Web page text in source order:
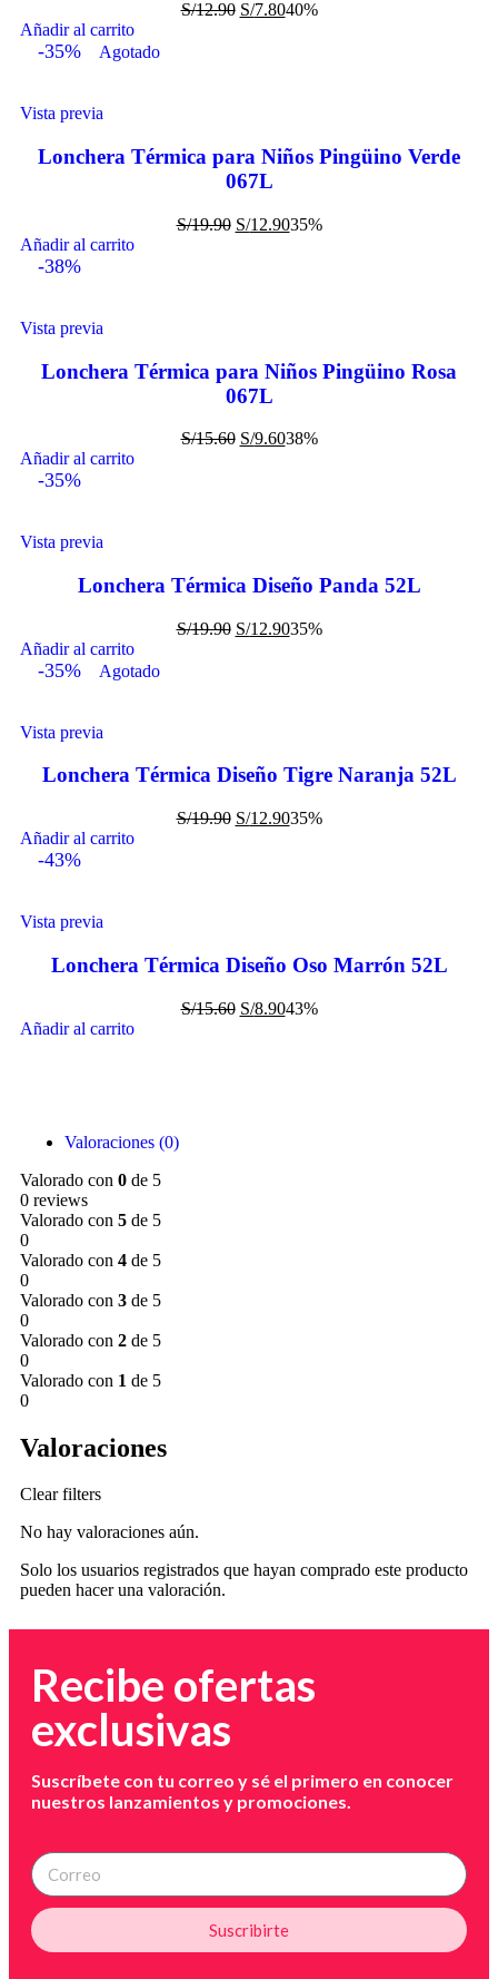
S/12.90 S/7.8040%
Añadir al carrito
-35% Agotado
Vista previa
Lonchera Térmica para Niños Pingüino Verde
067L
S/19.90 S/12.9035%
Añadir al carrito
-38%
Vista previa
Lonchera Térmica para Niños Pingüino Rosa
067L
S/15.60 S/9.6038%
Añadir al carrito
-35%
Vista previa
Lonchera Térmica Diseño Panda 52L
S/19.90 S/12.9035%
Añadir al carrito
-35% Agotado
Vista previa
Lonchera Térmica Diseño Tigre Naranja 52L
S/19.90 S/12.9035%
Añadir al carrito
-43%
Vista previa
Lonchera Térmica Diseño Oso Marrón 52L
S/15.60 S/8.9043%
Añadir al carrito
Valoraciones (0)
Valorado con 0 de 5
0 reviews
Valorado con 5 de 5
0
Valorado con 4 de 5
0
Valorado con 3 de 5
0
Valorado con 2 de 5
0
Valorado con 1 de 5
0
Valoraciones
Clear filters
No hay valoraciones aún.
Solo los usuarios registrados que hayan comprado este producto
pueden hacer una valoración.
Recibe ofertas
exclusivas
Suscríbete con tu correo y sé el primero en conocer
nuestros lanzamientos y promociones.
Suscribirte